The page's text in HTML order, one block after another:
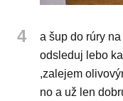
4
a šup do rúry
odsleduj lebo
,zalejem
no a už len